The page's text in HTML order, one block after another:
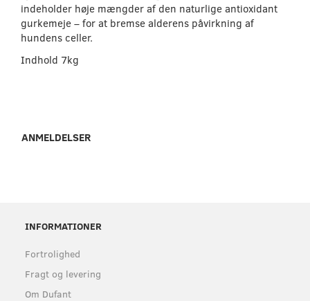
indeholder høje mængder af den naturlige antioxidant
gurkemeje – for at bremse alderens påvirkning af
hundens celler.
Indhold 7kg
ANMELDELSER
INFORMATIONER
Fortrolighed
Fragt og levering
Om Dufant